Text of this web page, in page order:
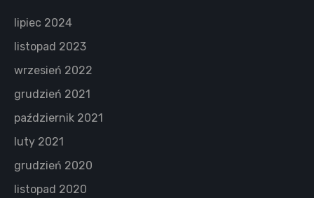
lipiec 2024
listopad 2023
wrzesień 2022
grudzień 2021
październik 2021
luty 2021
grudzień 2020
listopad 2020